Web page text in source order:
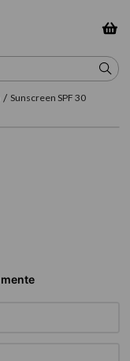
Sunscreen SPF 30